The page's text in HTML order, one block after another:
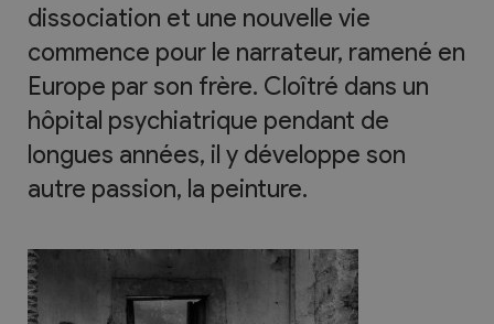
dissociation et une nouvelle vie
commence pour le narrateur, ramené en
Europe par son frère. Cloîtré dans un
hôpital psychiatrique pendant de
longues années, il y développe son
autre passion, la peinture.